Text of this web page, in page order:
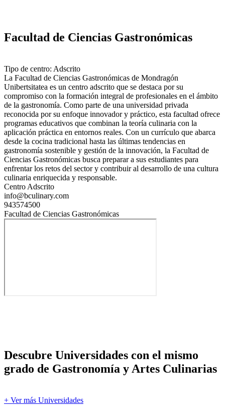
Facultad de Ciencias Gastronómicas
Tipo de centro: Adscrito
La Facultad de Ciencias Gastronómicas de Mondragón
Unibertsitatea es un centro adscrito que se destaca por su
compromiso con la formación integral de profesionales en el ámbito
de la gastronomía. Como parte de una universidad privada
reconocida por su enfoque innovador y práctico, esta facultad ofrece
programas educativos que combinan la teoría culinaria con la
aplicación práctica en entornos reales. Con un currículo que abarca
desde la cocina tradicional hasta las últimas tendencias en
gastronomía sostenible y gestión de la innovación, la Facultad de
Ciencias Gastronómicas busca preparar a sus estudiantes para
enfrentar los retos del sector y contribuir al desarrollo de una cultura
culinaria enriquecida y responsable.
Centro Adscrito
info@bculinary.com
943574500
Facultad de Ciencias Gastronómicas
Descubre Universidades con el mismo
grado de Gastronomía y Artes Culinarias
+ Ver más Universidades